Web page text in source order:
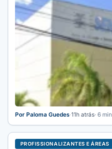
Por Paloma Guedes·11h atrás· 6 min
PROFISSIONALIZANTES E ÁREAS